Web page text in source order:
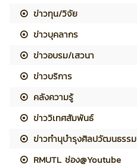
ข่าวทุน/วิจัย
ข่าวบุคลากร
ข่าวอบรม/เสวนา
ข่าวบริการ
คลังความรู้
ข่าววิเทศสัมพันธ์
ข่าวทำนุบำรุงศิลปวัฒนธรรม
RMUTL ช่อง@Youtube